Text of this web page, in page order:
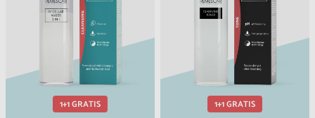
1+1 GRATIS 1+1 GRATIS